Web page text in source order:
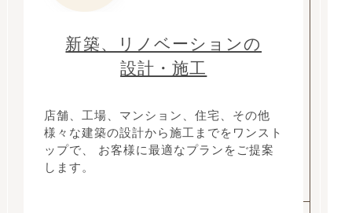
新築、リノベーションの
設計・施工
店舗、工場、マンション、住宅、その他
様々な建築の設計から施工までをワンスト
ップで、 お客様に最適なプランをご提案
します。